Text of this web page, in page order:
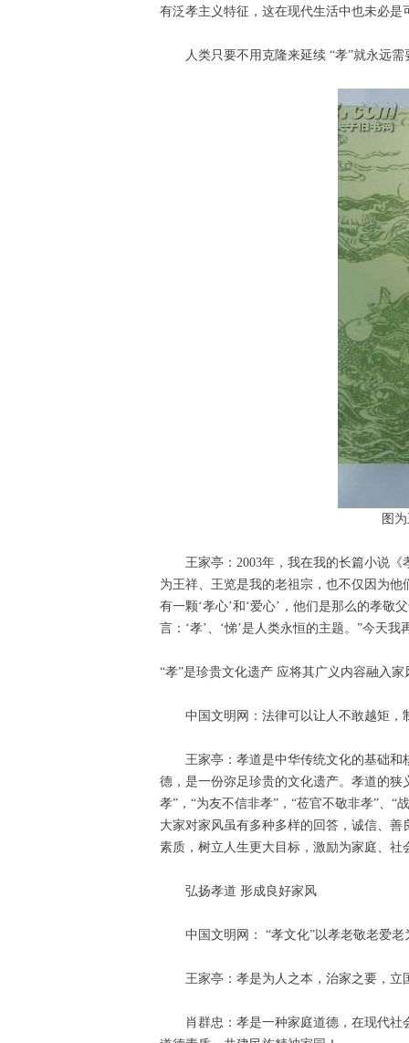
有泛孝主义特征，这在现代生活中也未必是
人类只要不用克隆来延续 “孝”就永远需
图
王家亭：2003年，我在我的长篇小说
为王祥、王览是我的老祖宗，也不仅因为
有一颗‘孝心’和‘爱心’，他们是那么的孝
言：‘孝’、‘悌’是人类永恒的主题。”今天
“孝”是珍贵文化遗产 应将其广义内容融入家
中国文明网：法律可以让人不敢越矩，
王家亭：孝道是中华传统文化的基础
德，是一份弥足珍贵的文化遗产。孝道的
孝”，“为友不信非孝”，“莅官不敬非孝”、“
大家对家风虽有多种多样的回答，诚信、
素质，树立人生更大目标，激励为家庭、
弘扬孝道 形成良好家风
中国文明网： “孝文化”以孝老敬老爱
王家亭：孝是为人之本，治家之要，
肖群忠：孝是一种家庭道德，在现代社